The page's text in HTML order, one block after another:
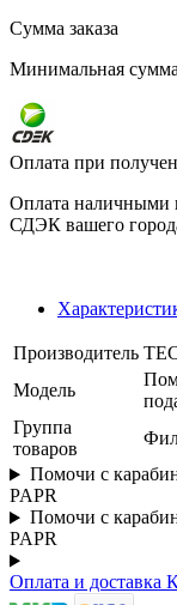
Сумма заказа
Минимальная сумма
Оплата при
Оплата наличными
СДЭК вашего
Производитель
Модель
Группа
товаров
Помочи с
PAPR
Помочи с
PAPR
Оплата и доставка